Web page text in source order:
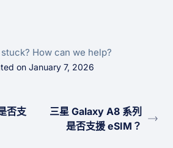
How can we help?
on January 7, 2026
否支
三星 Galaxy A8 系列
是否支援 eSIM？